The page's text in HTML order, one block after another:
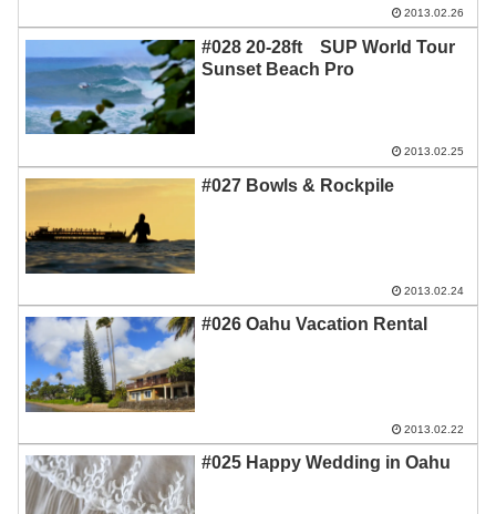
2013.02.26
#028 20-28ft SUP World Tour
Sunset Beach Pro
2013.02.25
#027 Bowls & Rockpile
2013.02.24
#026 Oahu Vacation Rental
2013.02.22
#025 Happy Wedding in Oahu